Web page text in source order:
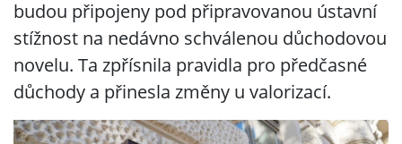
budou připojeny pod připravovanou ústavní
stížnost na nedávno schválenou důchodovou
novelu. Ta zpřísnila pravidla pro předčasné
důchody a přinesla změny u valorizací.